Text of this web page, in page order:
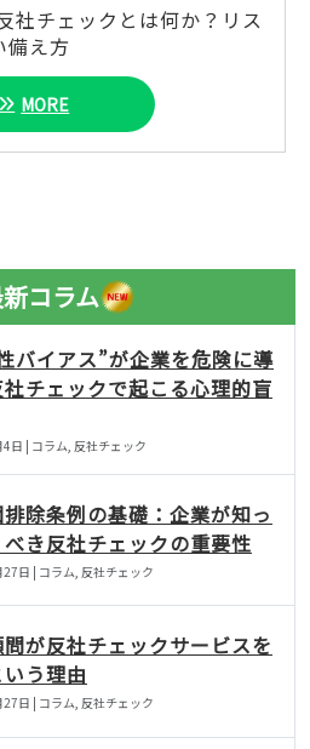
社チェックとは何か？リス
備え方
MORE
コラム
バイアス”が企業を危険に導
社チェックで起こる心理的盲
日 | コラム, 反社チェック
除条例の基礎：企業が知っ
き反社チェックの重要性
日 | コラム, 反社チェック
が反社チェックサービスを
う理由
日 | コラム, 反社チェック